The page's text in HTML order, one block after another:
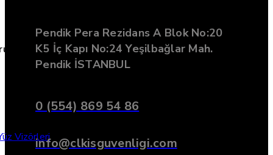
Pendik Pera Rezidans A Blok No:20
K5 İç Kapı No:24 Yeşilbağlar Mah.
Pendik İSTANBUL
0 (554) 869 54 86
info@clkisguvenligi.com